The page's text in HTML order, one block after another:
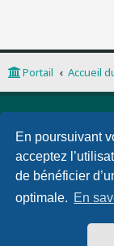
En poursuivant
acceptez
de bénéficier
optimale. En
Portail Accueil
phpBB